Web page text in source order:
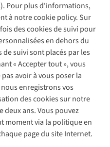
Pour plus d'informations,
à notre cookie policy. Sur
des cookies de suivi pour
en dehors du
suivi sont placés par les
« Accepter tout », vous
avoir à vous poser la
enregistrons vos
des cookies sur notre
ans. Vous pouvez
moment via la politique en
page du site Internet.
nous
de confidentialité
Cookie Policy